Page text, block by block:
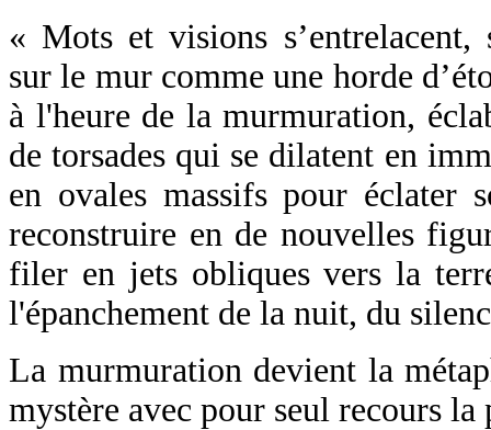
« Mots et visions s’entrelacent,
sur le mur comme une horde
à l'heure de la murmuration,
de torsades qui se dilatent en
en ovales massifs pour éclater
reconstruire en de nouvelles
filer en jets obliques vers la
l'épanchement de la nuit, du
La murmuration devient la
mystère avec pour seul recours la